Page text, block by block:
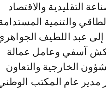
التقليدية والاقتصاد
والتنمية
إلى عبد اللطيف
آسفي وعامل عمالة
الخارجية والتعاون
مدير عام المكتب